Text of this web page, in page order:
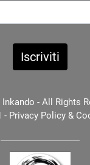
- All Rights
- Privacy Policy&